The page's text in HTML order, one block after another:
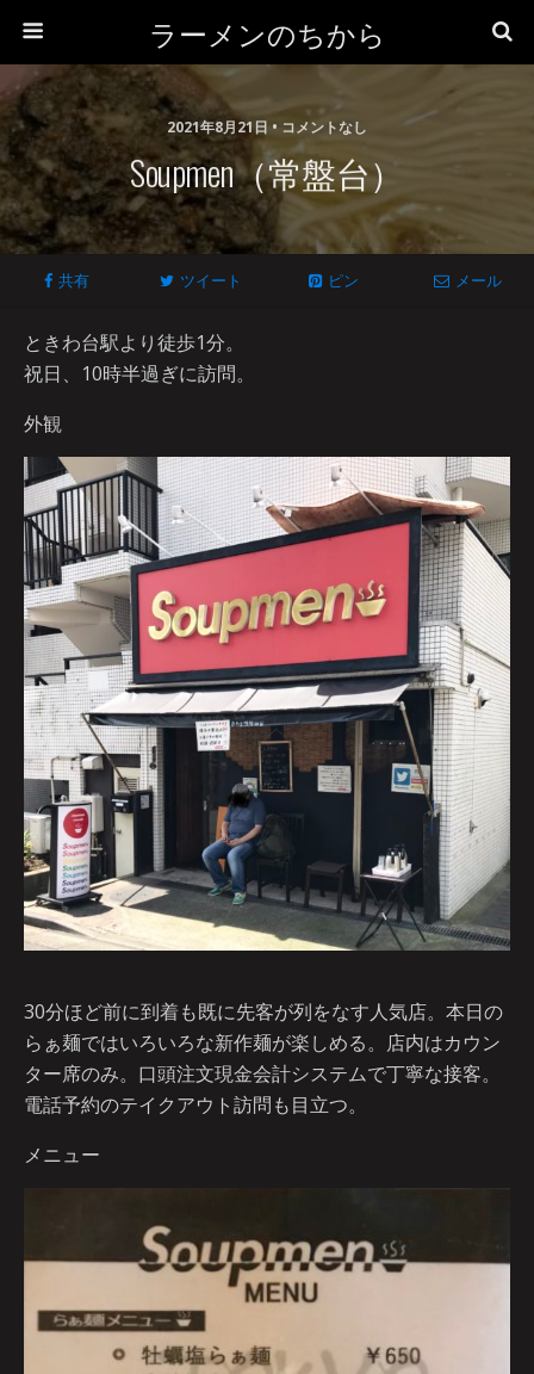
ラーメンのちから
2021年8月21日 • コメントなし
Soupmen（常盤台）
共有 ツイート ピン メール
ときわ台駅より徒歩1分。
祝日、10時半過ぎに訪問。
外観
30分ほど前に到着も既に先客が列をなす人気店。本日の
らぁ麺ではいろいろな新作麺が楽しめる。店内はカウン
ター席のみ。口頭注文現金会計システムで丁寧な接客。
電話予約のテイクアウト訪問も目立つ。
メニュー